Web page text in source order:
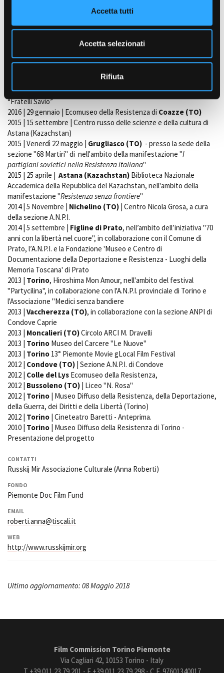
Accetta tutti
Accetta selezionati
Rifiuta
2018 | 5 maggio |Osnago (Lecco)| Circolo ARCI La Lo.Co.
(Torino)
nell’ambito della rassegna “Erre 70-
2016 | 22 aprile | Istituto professionale “Plana”(Torino), in
Alice Castello (VC), in occasione della “Festa della
Liberazione in musica”, in collaborazione con la sezione ANPI
“Fratelli Savio”
2016 | 29 gennaio | Ecomuseo della Resistenza di Coazze (TO)
2015 | 15 settembre | Centro russo delle scienze e della cultura di
Astana (Kazachstan)
2015 | Venerdì 22 maggio | Grugliasco (TO) - presso la sede della
sezione "68 Martiri" di nell'ambito della manifestazione "I
partigiani sovietici nella Resistenza italiana"
2015 | 25 aprile | Astana (Kazachstan) Biblioteca Nazionale
Accademica della Repubblica del Kazachstan, nell'ambito della
manifestazione "Resistenza senza frontiere"
2014 | 5 Novembre | Nichelino (TO) | Centro Nicola Grosa, a cura
della sezione A.N.P.I.
2014 | 5 settembre | Figline di Prato, nell’ambito dell’iniziativa "70
anni con la libertà nel cuore", in collaborazione con il Comune di
Prato, l’A.N.P.I. e la Fondazione 'Museo e Centro di
Documentazione della Deportazione e Resistenza - Luoghi della
Memoria Toscana' di Prato
2013 | Torino, Hiroshima Mon Amour, nell'ambito del festival
"Partycilina", in collaborazione con l'A.N.P.I. provinciale di Torino e
l'Associazione "Medici senza bandiere
2013 | Vaccherezza (TO), in collaborazione con la sezione ANPI di
Condove Caprie
2013 | Moncalieri (TO)Circolo ARCI M. Dravelli
2013 | Torino Museo del Carcere "Le Nuove"
2013 | Torino 13° Piemonte Movie gLocal Film Festival
2012 | Condove (TO) | Sezione A.N.P.I. di Condove
2012 | Colle del Lys Ecomuseo della Resistenza,
2012 | Bussoleno (TO) | Liceo "N. Rosa"
2012 | Torino | Museo Diffuso della Resistenza, della Deportazione,
della Guerra, dei Diritti e della Libertà (Torino)
2012 | Torino | Cineteatro Baretti - Anteprima.
2010 | Torino | Museo Diffuso della Resistenza di Torino -
Presentazione del progetto
CONTATTI
Russkij Mir Associazione Culturale (Anna Roberti)
FONDO
Piemonte Doc Film Fund
EMAIL
roberti.anna@tiscali.it
WEB
http://www.russkijmir.org
Ultimo aggiornamento: 08 Maggio 2018
Film Commission Torino Piemonte
Via Cagliari 42, 10153 Torino - Italy